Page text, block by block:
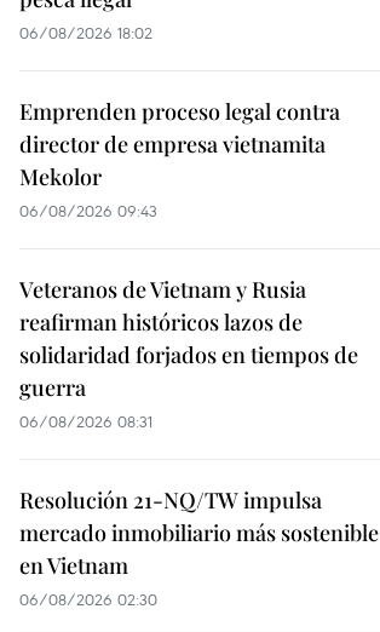
06/08/2026 18:02
Emprenden proceso legal contra
director de empresa vietnamita
Mekolor
06/08/2026 09:43
Veteranos de Vietnam y Rusia
reafirman históricos lazos de
solidaridad forjados en tiempos de
guerra
06/08/2026 08:31
Resolución 21-NQ/TW impulsa
mercado inmobiliario más sostenible
en Vietnam
06/08/2026 02:30